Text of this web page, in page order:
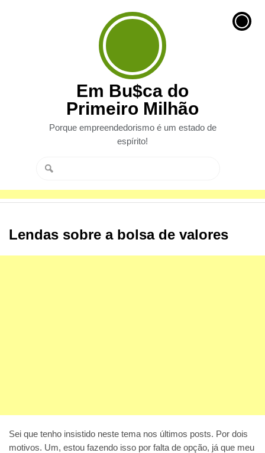
Em Bu$ca do
Primeiro Milhão
Porque empreendedorismo é um estado de
espírito!
Lendas sobre a bolsa de valores
Sei que tenho insistido neste tema nos últimos posts. Por dois
motivos. Um, estou fazendo isso por falta de opção, já que meu